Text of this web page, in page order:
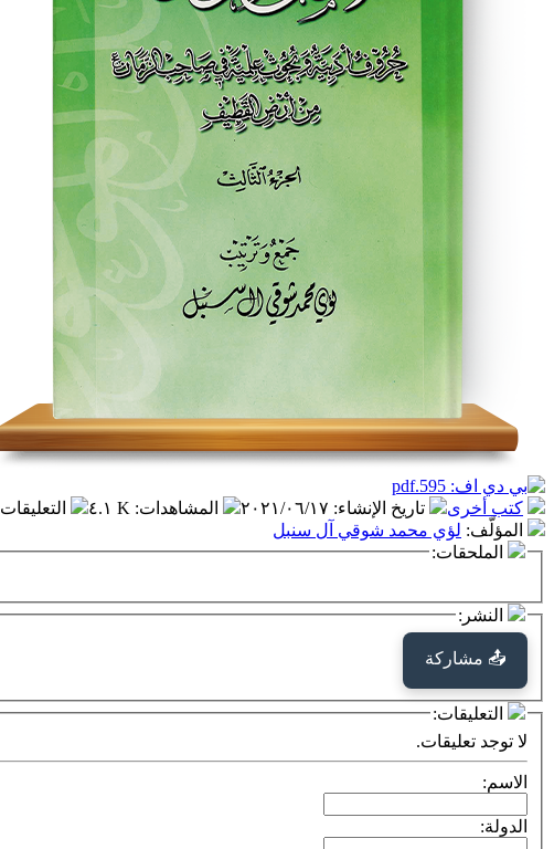
كتب أخرى تاريخ الإنشاء: ٢٠٢١/٠٦/١٧ المشاهدات: ٤.١ K التعليقات
المؤلّف: لؤي محمد شوقي آل سنبل
الملحقات:
النشر:
📤 مشاركة
التعليقات:
لا توجد تعليقات.
الاسم:
الدولة: